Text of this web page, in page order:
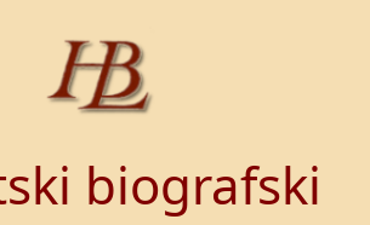
biografski